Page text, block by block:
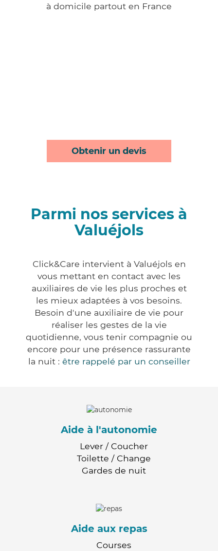
à domicile partout en France
Obtenir un devis
Parmi nos services à
Valuéjols
Click&Care intervient à Valuéjols en
vous mettant en contact avec les
auxiliaires de vie les plus proches et
les mieux adaptées à vos besoins.
Besoin d'une auxiliaire de vie pour
réaliser les gestes de la vie
quotidienne, vous tenir compagnie ou
encore pour une présence rassurante
la nuit : être rappelé par un conseiller
Aide à l'autonomie
Lever / Coucher
Toilette / Change
Gardes de nuit
Aide aux repas
Courses